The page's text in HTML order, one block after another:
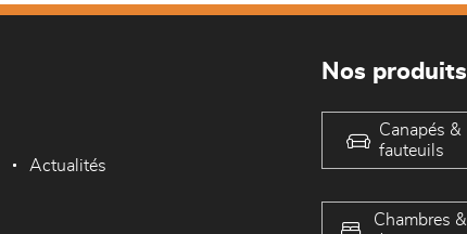
Actualités
Nos produits
Canapés &
fauteuils
Chambres &